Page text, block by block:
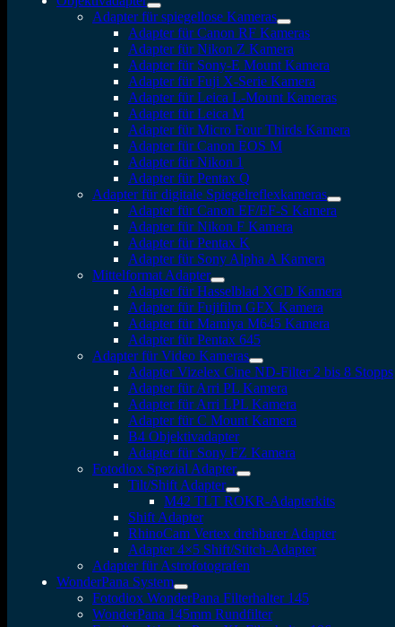
Adapter für spiegellose Kameras
Adapter für Canon RF Kameras
Adapter für Nikon Z Kamera
Adapter für Sony-E Mount Kamera
Adapter für Fuji X-Serie Kamera
Adapter für Leica L-Mount Kameras
Adapter für Leica M
Adapter für Micro Four Thirds Kamera
Adapter für Canon EOS M
Adapter für Nikon 1
Adapter für Pentax Q
Adapter für digitale Spiegelreflexkameras
Adapter für Canon EF/EF-S Kamera
Adapter für Nikon F Kamera
Adapter für Pentax K
Adapter für Sony Alpha A Kamera
Mittelformat Adapter
Adapter für Hasselblad XCD Kamera
Adapter für Fujifilm GFX Kamera
Adapter für Mamiya M645 Kamera
Adapter für Pentax 645
Adapter für Video Kameras
Adapter Vizelex Cine ND-Filter 2 bis 8 Stopps
Adapter für Arri PL Kamera
Adapter für Arri LPL Kamera
Adapter für C Mount Kamera
B4 Objektivadapter
Adapter für Sony FZ Kamera
Fotodiox Spezial Adapter
Tilt/Shift Adapter
M42 TLT ROKR-Adapterkits
Shift Adapter
RhinoCam Vertex drehbarer Adapter
Adapter 4×5 Shift/Stitch-Adapter
Adapter für Astrofotografen
WonderPana System
Fotodiox WonderPana Filterhalter 145
WonderPana 145mm Rundfilter